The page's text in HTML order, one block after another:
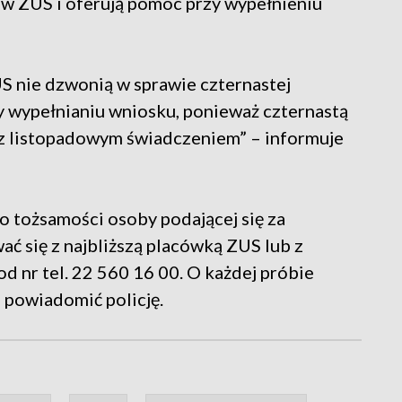
nie dzwonią w sprawie czternastej
wniosku, ponieważ czternastą
listopadowym świadczeniem” – informuje
osoby podającej się za
się z najbliższą placówką ZUS lub z
nr tel. 22 560 16 00. O każdej próbie
powiadomić policję.